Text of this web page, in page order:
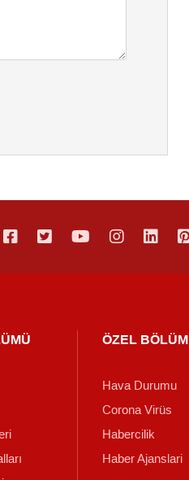
ÖZEL BÖLÜM
Hava Durumu
Corona Virüs
Habercilik
Haber Ajanslari